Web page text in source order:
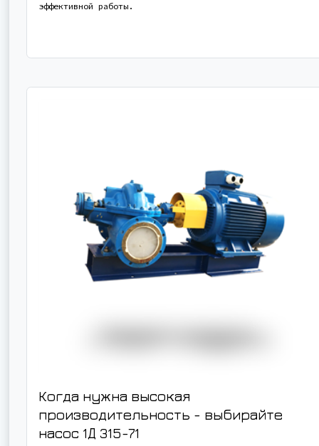
эффективной работы.
Когда нужна высокая
производительность - выбирайте
насос 1Д 315-71